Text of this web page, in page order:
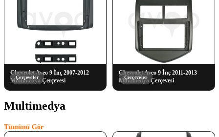
Chevrolet Aveo 9 İnç 2007-2012
Multimedya Çerçevesi
Çerçeveler
Chevrolet Aveo 9 İnç 2011-2013
Multimedya Çerçevesi
Çerçeveler
Multimedya
Tümünü Gör